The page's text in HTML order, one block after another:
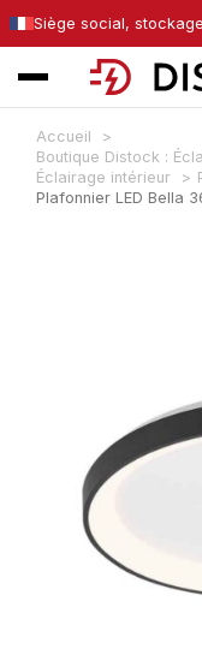
Siège social,
Accueil
Boutique Distock :
Éclairage intérieur
Plafonnier LED Bella